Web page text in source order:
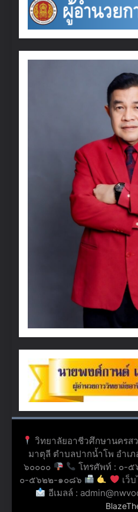
วิทยาลัยอาชีวศึกษานครส
มาตุลี ตำบลปากน้ำโพ อำเภ
๖๐๐๐๐
โทรศัพท์ : ๐-
๐-๕๖๒๒-๑๐๘๖
เว็
อีเมลล์ :